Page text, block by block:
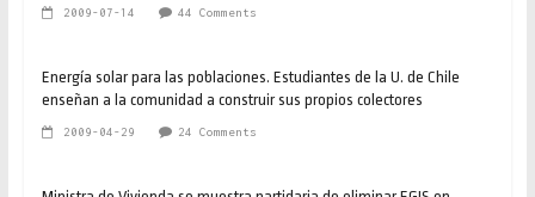
2009-07-14 44 Comments
Energía solar para las poblaciones. Estudiantes de la U. de Chile
enseñan a la comunidad a construir sus propios colectores
2009-04-29 24 Comments